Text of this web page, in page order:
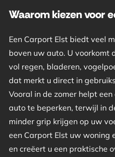
Waarom kiezen voor
Een Carport Elst biedt veel
boven uw auto. U voorkomt
vol regen, bladeren,
dat merkt u direct in
Vooral in de zomer helpt
auto te beperken, terwijl in
minder grip krijgen op uw
een Carport Elst uw woning
en creëert u een praktische